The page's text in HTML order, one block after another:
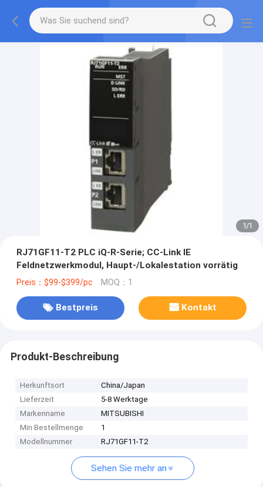
1/1
RJ71GF11-T2 PLC iQ-R-Serie; CC-Link IE
Feldnetzwerkmodul, Haupt-/Lokalestation vorrätig
Preis：$99-$399/pc MOQ：1
Bestpreis Kontakt
Produkt-Beschreibung
Herkunftsort
China/Japan
Lieferzeit
5-8 Werktage
Markenname
MITSUBISHI
Min Bestellmenge
1
Modellnummer
RJ71GF11-T2
Sehen Sie mehr an